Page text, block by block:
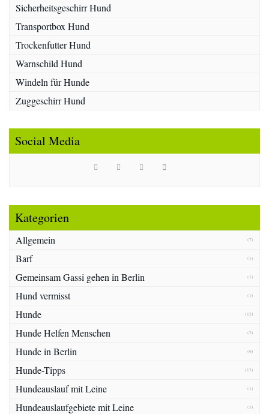
Sicherheitsgeschirr Hund
Transportbox Hund
Trockenfutter Hund
Warnschild Hund
Windeln für Hunde
Zuggeschirr Hund
Social Media
Kategorien
Allgemein (7)
Barf (1)
Gemeinsam Gassi gehen in Berlin (1)
Hund vermisst (1)
Hunde (12)
Hunde Helfen Menschen (2)
Hunde in Berlin (6)
Hunde-Tipps (13)
Hundeauslauf mit Leine (1)
Hundeauslaufgebiete mit Leine (3)